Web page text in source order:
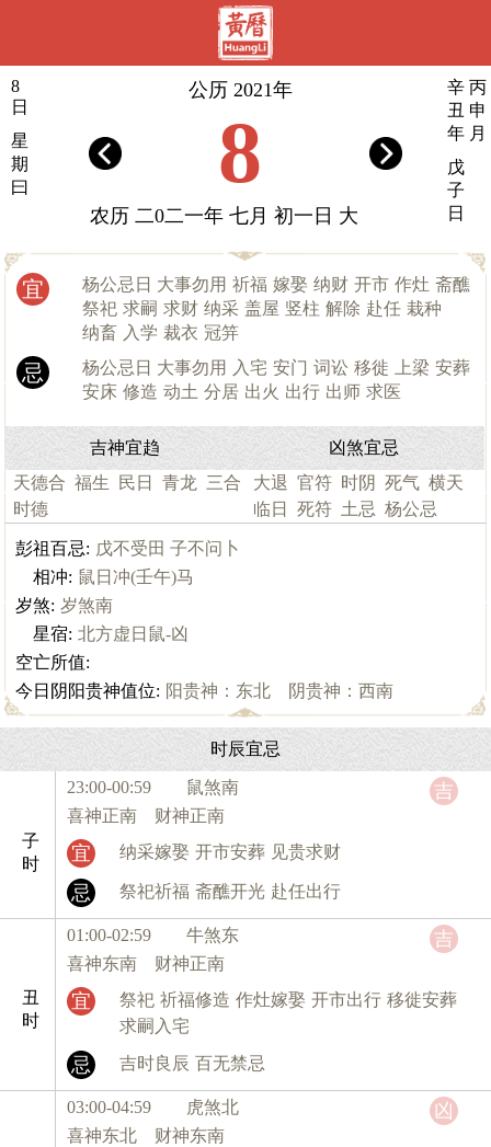
8
日
星
期
曰
辛
丑
年
丙
申
月
戊
子
日
公历 2021年
8
农历 二0二一年 七月 初一日 大
宜 杨公忌日 大事勿用 祈福 嫁娶 纳财 开市 作灶 斋醮
祭祀 求嗣 求财 纳采 盖屋 竖柱 解除 赴任 栽种
纳畜 入学 裁衣 冠笄
忌 杨公忌日 大事勿用 入宅 安门 词讼 移徙 上梁 安葬
安床 修造 动土 分居 出火 出行 出师 求医
吉神宜趋
天德合 福生 民日 青龙 三合
时德
凶煞宜忌
大退 官符 时阴 死气 横天
临日
死符 土忌 杨公忌
彭祖百忌: 戊不受田 子不问卜
相冲: 鼠日冲(壬午)马
岁煞: 岁煞南
星宿: 北方虚日鼠-凶
空亡所值:
今日阴阳贵神值位: 阳贵神：东北 阴贵神：西南
时辰宜忌
子
时
23:00-00:59 鼠煞南
喜神正南 财神正南
宜 纳采嫁娶 开市安葬 见贵求财
忌 祭祀祈福 斋醮开光 赴任出行
吉
丑
时
01:00-02:59 牛煞东
喜神东南 财神正南
宜 祭祀 祈福修造 作灶嫁娶 开市出行 移徙安葬
求嗣入宅
忌 吉时良辰 百无禁忌
吉
03:00-04:59 虎煞北
喜神东北 财神东南
凶